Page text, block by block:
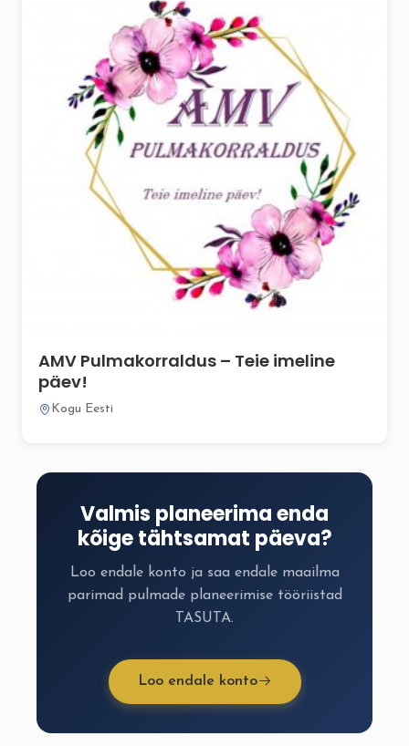
AMV Pulmakorraldus – Teie imeline
päev!
Kogu Eesti
Valmis planeerima enda
kõige tähtsamat päeva?
Loo endale konto ja saa endale maailma
parimad pulmade planeerimise tööriistad
TASUTA.
Loo endale konto